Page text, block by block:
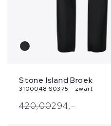
Stone Island Broek
3100048 S0375 - zwart
420,00294,-